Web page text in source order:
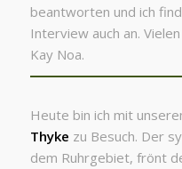
beantworten und ich
Interview auch an.
Kay Noa.
Heute bin ich mit
Thyke zu Besuch. Der
dem Ruhrgebiet, frönt